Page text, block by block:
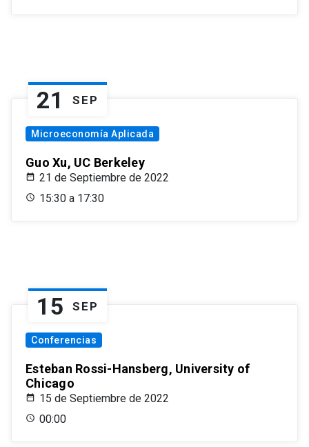
21 SEP
Microeconomía Aplicada
Guo Xu, UC Berkeley
21 de Septiembre de 2022
15:30 a 17:30
15 SEP
Conferencias
Esteban Rossi-Hansberg, University of
Chicago
15 de Septiembre de 2022
00:00